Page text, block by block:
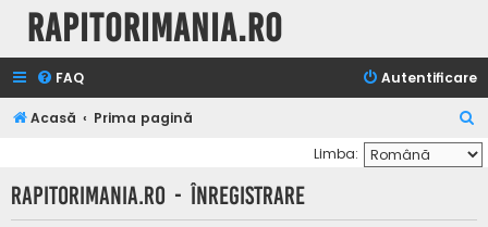
Rapitorimania.ro
FAQ Autentificare
Acasă Prima pagină
ă
u
Limba:
Rapitorimania.ro - Înregistrare